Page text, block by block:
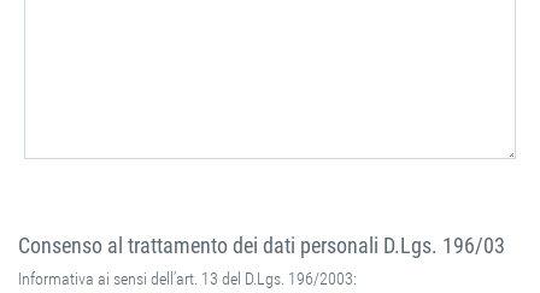
Consenso al trattamento dei dati personali D.Lgs. 196/03
Informativa ai sensi dell’art. 13 del D.Lgs. 196/2003: